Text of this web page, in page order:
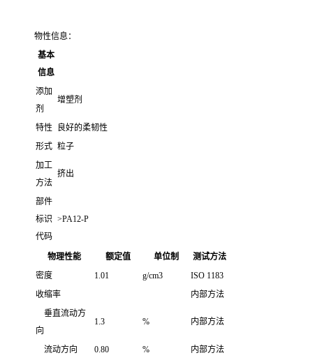
物性信息：
基本
信息
添加
剂
增塑剂
特性
良好的柔韧性
形式 粒子
加工
方法
挤出
部件
标识
代码
>PA12-P
物理性能 额定值 单位制
测试方法
密度
1.01 g/cm3
ISO 1183
收缩率
内部方法
垂直流动方
向
1.3 % 内部方法
流动方向 0.80 % 内部方法